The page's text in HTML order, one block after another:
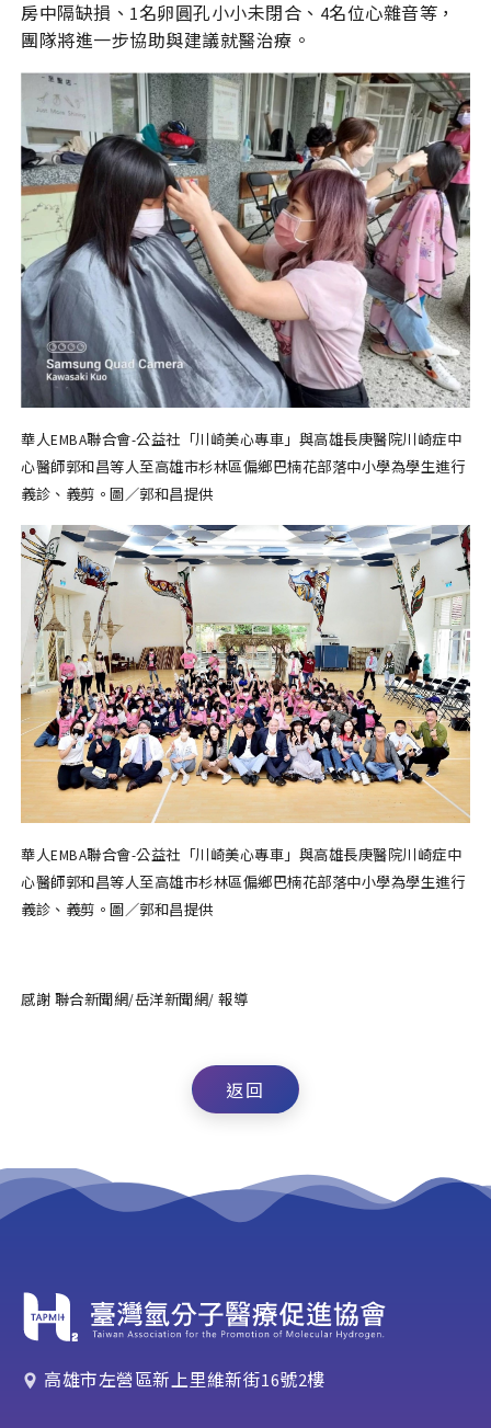
房中隔缺損、1名卵圓孔小小未閉合、4名位心雜音等，
團隊將進一步協助與建議就醫治療。
華人EMBA聯合會-公益社「川崎美心專車」與高雄長庚醫院川崎症中
心醫師郭和昌等人至高雄市杉林區偏鄉巴楠花部落中小學為學生進行
義診、義剪。圖／郭和昌提供
華人EMBA聯合會-公益社「川崎美心專車」與高雄長庚醫院川崎症中
心醫師郭和昌等人至高雄市杉林區偏鄉巴楠花部落中小學為學生進行
義診、義剪。圖／郭和昌提供
感謝 聯合新聞網/岳洋新聞網/ 報導
返回
高雄市左營區新上里維新街16號2樓